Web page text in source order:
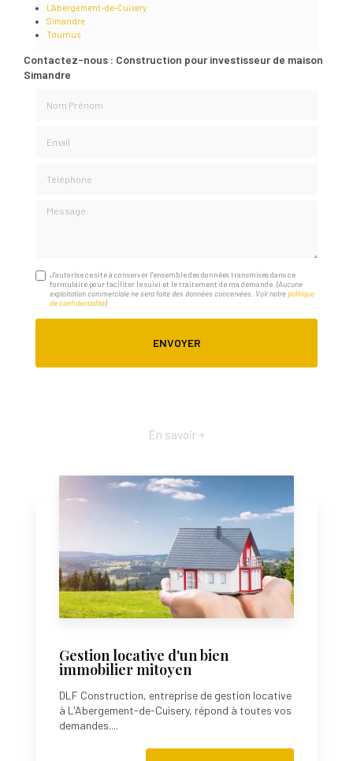
L'Abergement-de-Cuisery
Simandre
Tournus
Contactez-nous : Construction pour investisseur de maison
Simandre
Message
J'autorise ce site à conserver l'ensemble des données transmises dans ce
formulaire pour faciliter le suivi et le traitement de ma demande.(Aucune
exploitation commerciale ne sera faite des données concervées. Voir notrepolitique
de confidentialité)
En savoir +
Gestion locative d'un bien
immobilier mitoyen
DLF Construction, entreprise de gestion locative
à L'Abergement-de-Cuisery, répond à toutes vos
demandes....